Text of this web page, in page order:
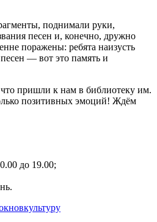
поднимали руки,
песен и, конечно, дружно
поражены: ребята наизусть
— вот это память и
пришли к нам в библиотеку им.
позитивных эмоций! Ждём
до 19.00;